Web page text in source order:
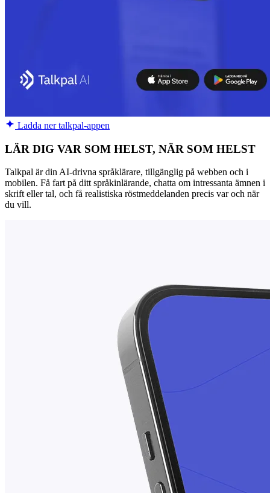
Ladda ner talkpal-appen
LÄR DIG VAR SOM HELST, NÄR SOM HELST
Talkpal är din AI-drivna språklärare, tillgänglig på webben och i
mobilen. Få fart på ditt språkinlärande, chatta om intressanta ämnen i
skrift eller tal, och få realistiska röstmeddelanden precis var och när
du vill.